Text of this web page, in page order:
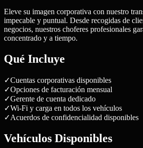
Eleve su imagen corporativa con nuestro
impecable y puntual. Desde recogidas de
negocios, nuestros choferes profesionales
concentrado y a tiempo.
Qué Incluye
✓Cuentas corporativas disponibles
✓Opciones de facturación mensual
✓Gerente de cuenta dedicado
✓Wi-Fi y carga en todos los vehículos
✓Acuerdos de confidencialidad disponibles
Vehículos Disponibles